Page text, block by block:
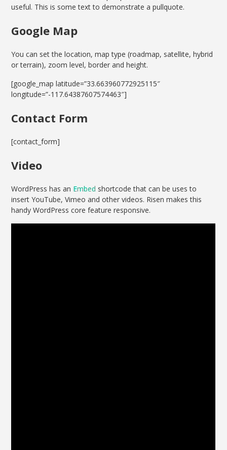
useful. This is some text to demonstrate a pullquote.
Google Map
You can set the location, map type (roadmap, satellite, hybrid
or terrain), zoom level, border and height.
[google_map latitude=”33.663960772925115″
longitude=”-117.64387607574463″]
Contact Form
[contact_form]
Video
WordPress has an Embed shortcode that can be uses to
insert YouTube, Vimeo and other videos. Risen makes this
handy WordPress core feature responsive.